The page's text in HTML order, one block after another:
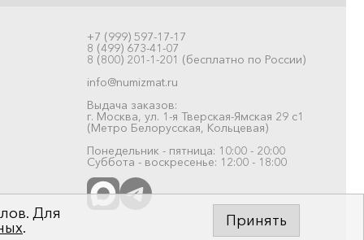
+7 (999) 597-17-17
8 (499) 673-41-07
8 (800) 201-1-201 (бесплатно по России)
info@numizmat.ru
Выдача заказов:
г. Москва, ул. 1-я Тверская-Ямская 29 с1
(Метро Белорусская, Кольцевая)
Понедельник - пятница: 10:00 - 20:00
Суббота - воскресенье: 12:00 - 18:00
Для
. Принять